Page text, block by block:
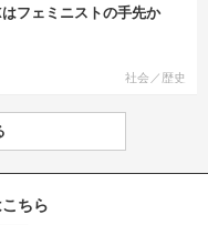
フェミニストの手先か
社会／歴史
ちら